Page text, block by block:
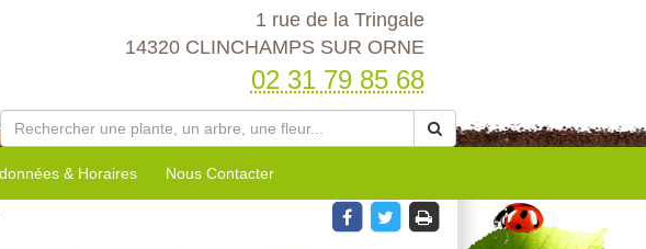
1 rue de la Tringale
14320 CLINCHAMPS SUR ORNE
02 31 79 85 68
& Horaires Nous Contacter